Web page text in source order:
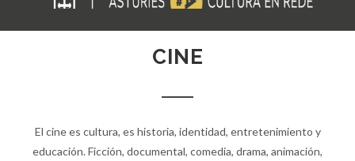
CINE
El cine es cultura, es historia, identidad, entretenimiento y
educación. Ficción, documental, comedia, drama, animación,